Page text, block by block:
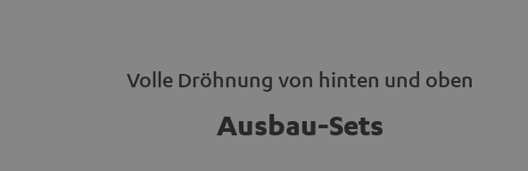
Volle Dröhnung von hinten und oben
Ausbau-Sets